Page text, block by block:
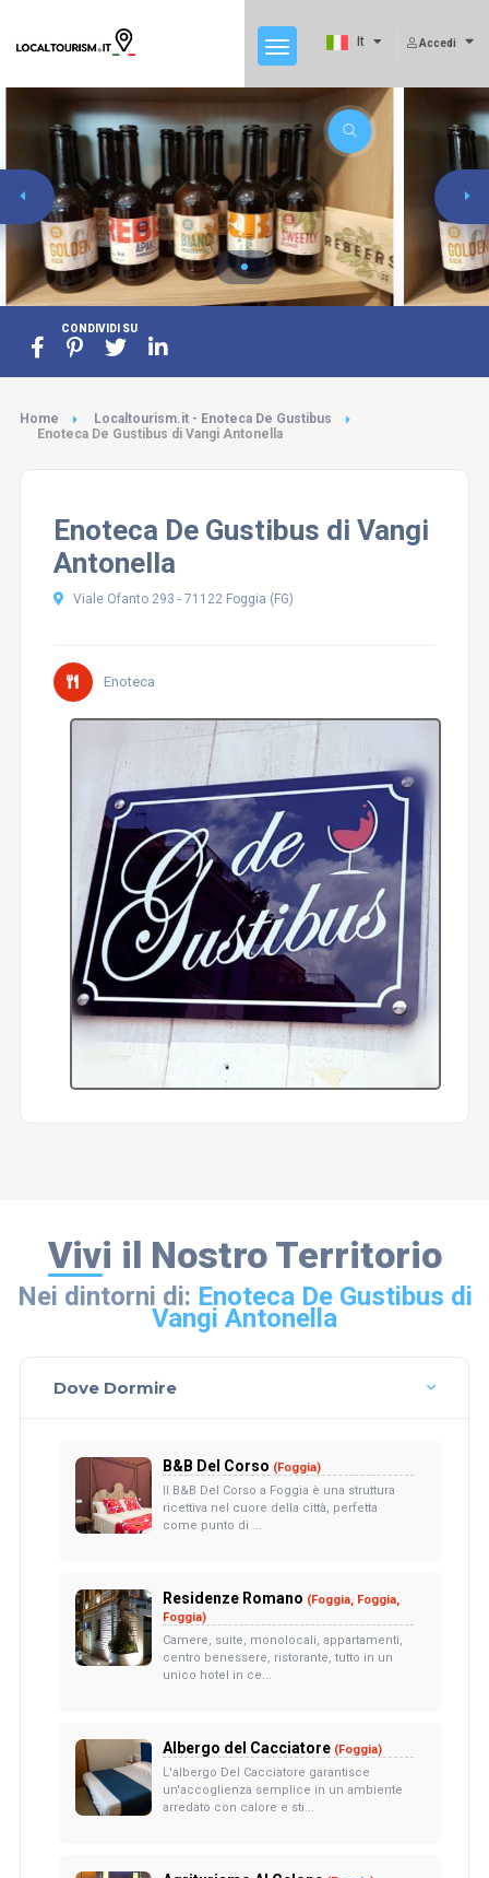
Accedi
It
CONDIVIDI SU
Home
Localtourism.it - Enoteca De Gustibus
Enoteca De Gustibus di Vangi Antonella
Enoteca De Gustibus di Vangi
Antonella
Viale Ofanto 293 - 71122 Foggia (FG)
Enoteca
Vivi il Nostro Territorio
Nei dintorni di: Enoteca De Gustibus di
Vangi Antonella
Dove Dormire
B&B Del Corso (Foggia)
Il B&B Del Corso a Foggia è una struttura
ricettiva nel cuore della città, perfetta
come punto di ...
Residenze Romano (Foggia, Foggia,
Foggia)
Camere, suite, monolocali, appartamenti,
centro benessere, ristorante, tutto in un
unico hotel in ce...
Albergo del Cacciatore (Foggia)
L'albergo Del Cacciatore garantisce
un'accoglienza semplice in un ambiente
arredato con calore e sti...